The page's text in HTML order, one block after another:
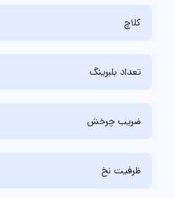
کلاچ
تعداد بلبرینگ
ضریب چرخش
ظرفیت نخ